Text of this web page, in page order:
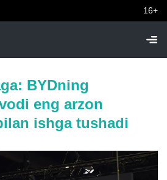
16+
BYDning
eng arzon
ishga tushadi